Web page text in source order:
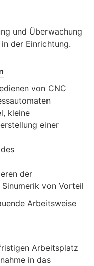
und Überwachung
der Einrichtung.
von CNC
kleine
einer
der
Sinumerik von Vorteil
Arbeitsweise
Arbeitsplatz
in das